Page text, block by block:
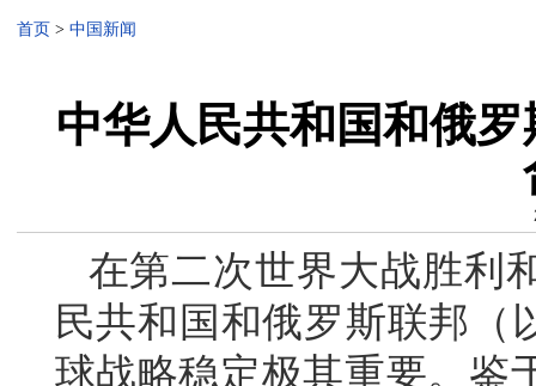
首页 > 中国新闻
中华人民共和国和俄
在第二次世界大战胜利
民共和国和俄罗斯联邦（
球战略稳定极其重要。鉴